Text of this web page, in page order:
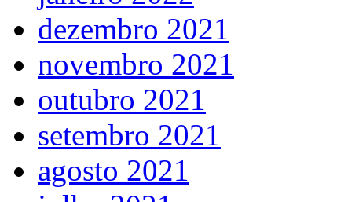
dezembro 2021
novembro 2021
outubro 2021
setembro 2021
agosto 2021